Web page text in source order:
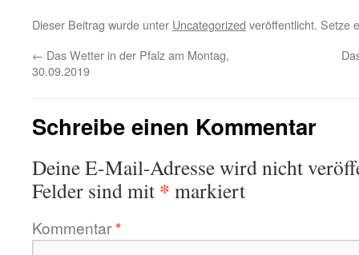
Dieser Beitrag wurde unter Uncategorized veröffentlicht. Setze
← Das Wetter in der Pfalz am Montag,
30.09.2019
Schreibe einen Kommentar
Deine E-Mail-Adresse wird nicht
Felder sind mit * markiert
Kommentar*